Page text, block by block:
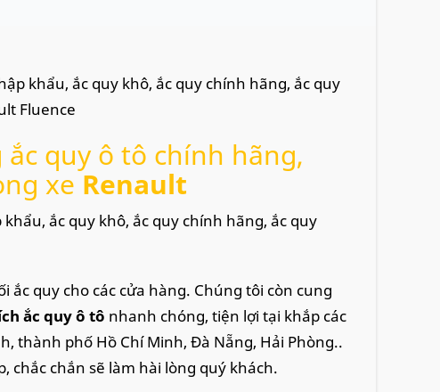
quy ô tô chính hãng,
xeRenault
ắc quy khô, ắc quy chính hãng, ắc quy
ắc quy cho các cửa hàng. Chúng tôi còn cung
ắc quy ô tô nhanh chóng, tiện lợi tại khắp các
thành phố Hồ Chí Minh, Đà Nẵng, Hải Phòng..
chắn sẽ làm hài lòng quý khách.